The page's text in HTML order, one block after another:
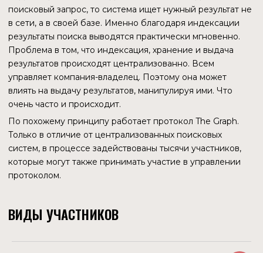
SUBGRAPH STUDIO
Это среда, где разработчики могут создавать подграфы и
добавлять метаданные, а затем развертывать их для
тестирования перед публикацией в Graph Explorer или
HOSTED SERVICE
ПРОДУКТЫ THE GRAPH